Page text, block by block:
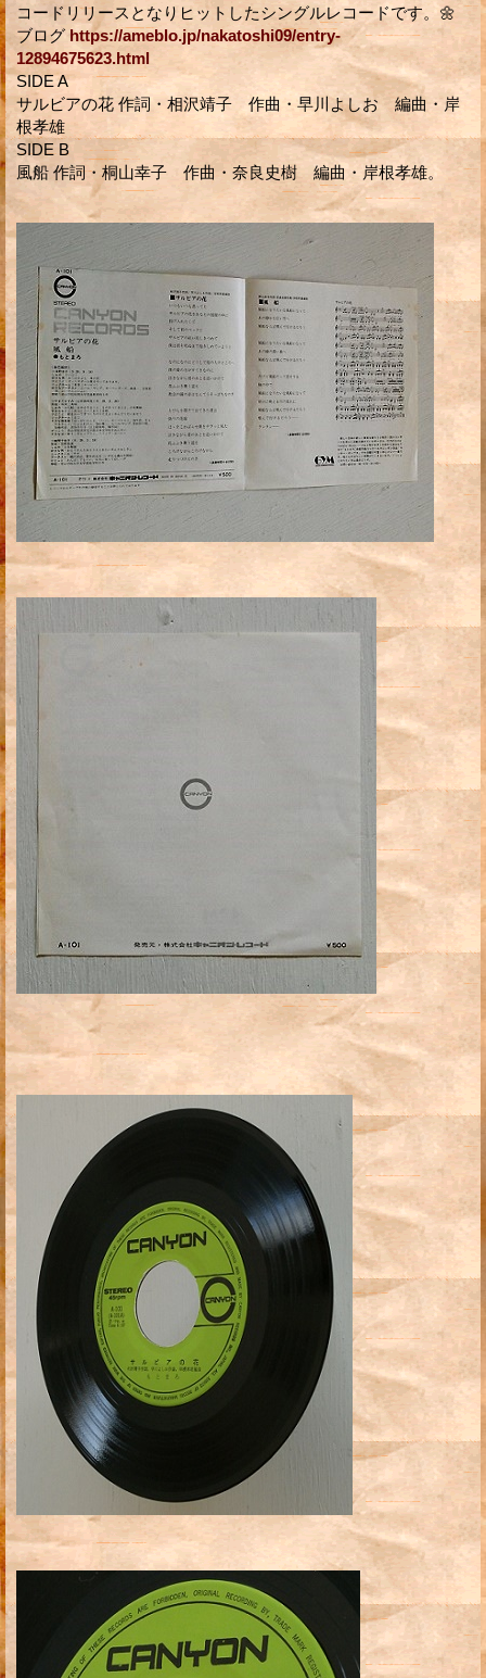
コードリリースとなりヒットしたシングルレコードです。🌼
ブログ https://ameblo.jp/nakatoshi09/entry-
12894675623.html
SIDE A
サルビアの花 作詞・相沢靖子 作曲・早川よしお 編曲・岸
根孝雄
SIDE B
風船 作詞・桐山幸子 作曲・奈良史樹 編曲・岸根孝雄。